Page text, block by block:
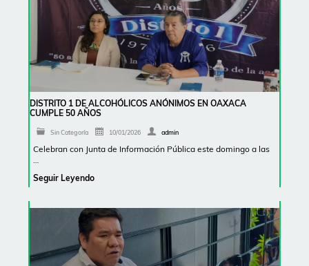
DISTRITO 1 DE ALCOHÓLICOS ANÓNIMOS EN OAXACA
CUMPLE 50 AÑOS
Sin Categoría 10/01/2026 admin
Celebran con Junta de Información Pública este domingo a las
…
Seguir Leyendo